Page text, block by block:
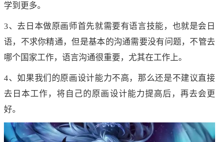
学到更多。
3、去日本做原画师首先就需要有语言技能，也就是会日
语，不求你精通，但是基本的沟通需要没有问题，不管去
哪个国家工作，语言沟通很重要，尤其在工作上。
4、如果我们的原画设计能力不高，那么还是不建议直接
去日本工作，将自己的原画设计能力提高后，再去会更
好。